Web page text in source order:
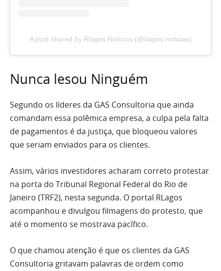
A post shared by Rlagos Notícias (@rlagos.noticias)
Nunca lesou Ninguém
Segundo os líderes da GAS Consultoria que ainda
comandam essa polêmica empresa, a culpa pela falta
de pagamentos é da justiça, que bloqueou valores
que seriam enviados para os clientes.
Assim, vários investidores acharam correto protestar
na porta do Tribunal Regional Federal do Rio de
Janeiro (TRF2), nesta segunda. O portal RLagos
acompanhou e divulgou filmagens do protesto, que
até o momento se mostrava pacífico.
O que chamou atenção é que os clientes da GAS
Consultoria gritavam palavras de ordem como